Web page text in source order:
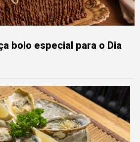
bolo especial para o Dia